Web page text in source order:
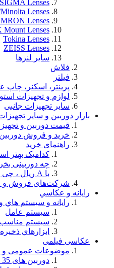
SIGMA Lenses
Lenses
Lenses
Mount Lenses
Tokina Lenses
ZEISS Lenses
سایر لنزها
فلاش
فيلتر
پرینتر، اسکنر،
لوازم و تجهيزات
سایر تجهیزات جانبی
بازار دوربین و سایر
قیمت دوربین و
خرید و فروش
راهنمای خرید
کدامیک بهتر
چه دوربینی
با A ریال ، چی بخرم ؟
شركت‌های فروش و
رايانه و عكاسي
رايانه و سيستم هاي
سيستم عامل
سيستم مناسب
ابزارهاي
عکاسی فیلمی
موضوعات عمومی و
دوربین های 35 میلیمتری